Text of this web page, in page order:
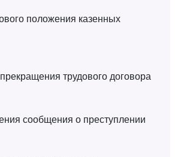
положения казенных
трудового договора
сообщения о преступлении